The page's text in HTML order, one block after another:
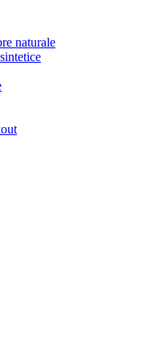
naturale